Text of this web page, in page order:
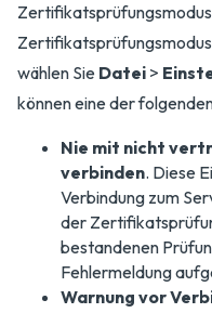
wählen Sie Datei >
können eine der
Nie mit nicht
verbinden. Diese
Verbindung zum
der
bestandenen
Fehlermeldung
Warnung vor